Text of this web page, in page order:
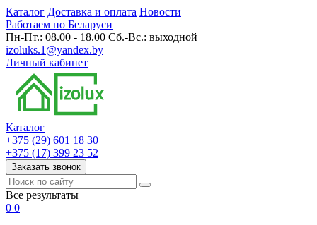
Каталог Доставка и оплата Новости
Работаем по Беларуси
Пн-Пт.: 08.00 - 18.00 Сб.-Вс.: выходной
izoluks.1@yandex.by
Личный кабинет
Каталог
+375 (29) 601 18 30
+375 (17) 399 23 52
Заказать звонок
Все результаты
0 0